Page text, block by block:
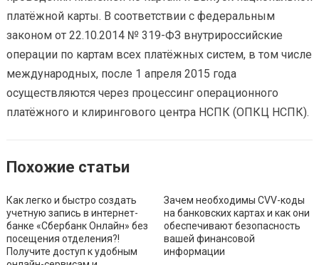
платёжной карты. В соответствии с федеральным
законом от 22.10.2014 № 319-ФЗ внутрироссийские
операции по картам всех платёжных систем, в том числе
международных, после 1 апреля 2015 года
осуществляются через процессинг операционного
платёжного и клирингового центра НСПК (ОПКЦ НСПК).
Похожие статьи
Как легко и быстро создать
учетную запись в интернет-
банке «Сбербанк Онлайн» без
посещения отделения?!
Получите доступ к удобным
Зачем необходимы CVV-коды
на банковских картах и как они
обеспечивают безопасность
вашей финансовой
информации